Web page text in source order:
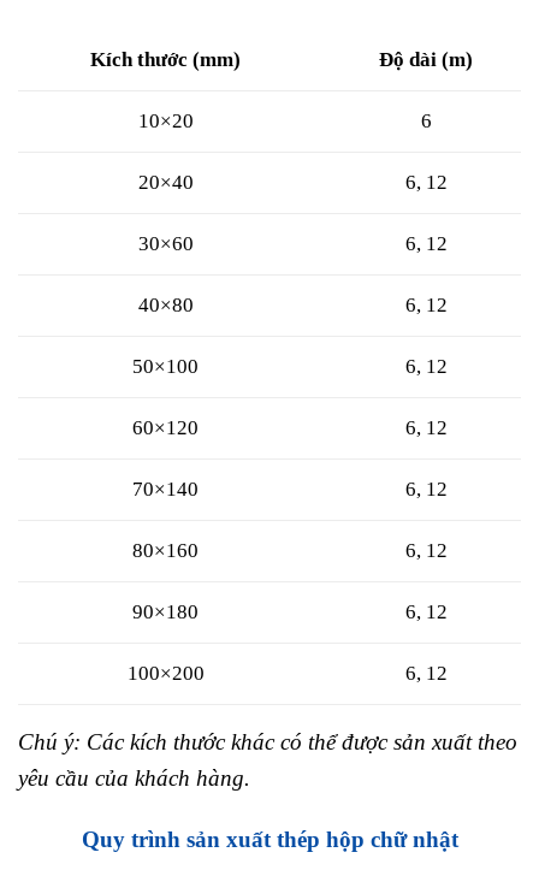
Kích thước (mm) Độ dài (m)
10×20 6
20×40 6, 12
30×60 6, 12
40×80 6, 12
50×100 6, 12
60×120 6, 12
70×140 6, 12
80×160 6, 12
90×180 6, 12
100×200 6, 12
Chú ý: Các kích thước khác có thể được sản xuất theo
yêu cầu của khách hàng.
Quy trình sản xuất thép hộp chữ nhật